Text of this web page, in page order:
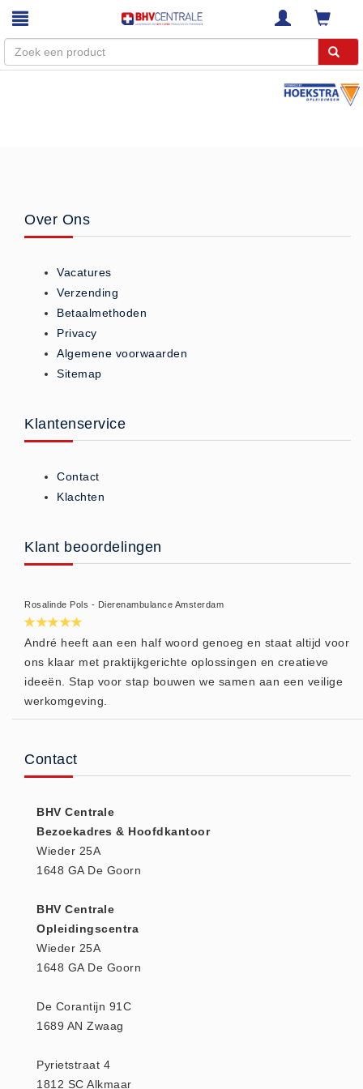
Diensten
RI&E
Bedrijfsnoodplannen
VCA Trajecten
ISO 9001 Begeleiding
Inspectiecentrale
Ons Team
Nieuws
Contact
Klachten
Privacy
Retourneren
Algemene Voorwaarden
Vacatures
Winkel
AED apparaten (11)
Actie (5)
AED
AED binnen - buiten kasten (11)
AED elektroden (18)
AED trainers (14)
BHV Kasten
BHV Kleding
Over Ons
Vacatures
Verzending
Betaalmethoden
Privacy
Algemene voorwaarden
Sitemap
Klantenservice
Contact
Klachten
Klant beoordelingen
Rosalinde Pols - Dierenambulance Amsterdam
André heeft aan een half woord genoeg en staat altijd voor
ons klaar met praktijkgerichte oplossingen en creatieve
ideeën. Stap voor stap bouwen we samen aan een veilige
werkomgeving.
Contact
BHV Centrale
Bezoekadres & Hoofdkantoor
Wieder 25A
1648 GA De Goorn
BHV Centrale
Opleidingscentra
Wieder 25A
1648 GA De Goorn
De Corantijn 91C
1689 AN Zwaag
Pyrietstraat 4
1812 SC Alkmaar